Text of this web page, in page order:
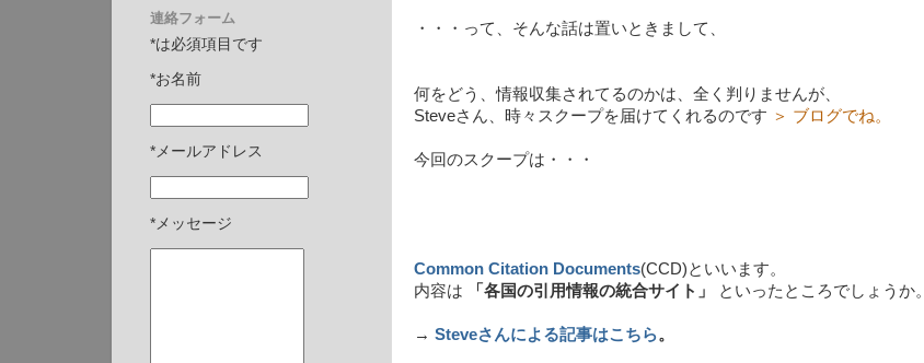
・・・って、そんな話は置いときまして、
何をどう、情報収集されてるのかは、全く判りませんが、
Steveさん、時々スクープを届けてくれるのです ＞ ブログでね。
今回のスクープは・・・
Common Citation Documents(CCD)といいます。
内容は
「各国の引用情報の統合サイト」 といったところでしょうか。
→ Steveさんによる記事はこちら。
連絡フォーム
*は必須項目です
*お名前
*メールアドレス
*メッセージ